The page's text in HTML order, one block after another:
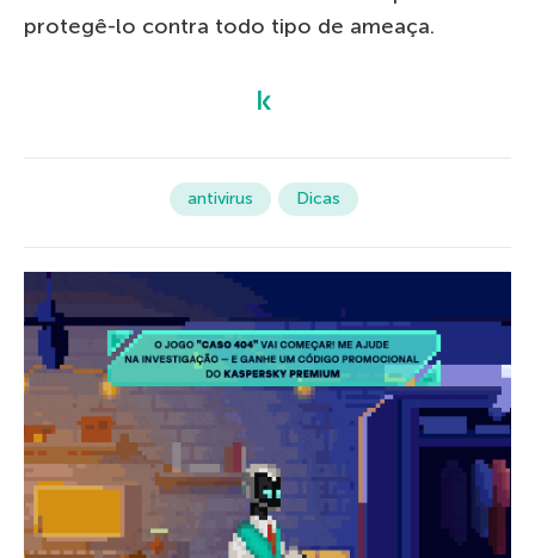
protegê-lo contra todo tipo de ameaça.
antivirus Dicas